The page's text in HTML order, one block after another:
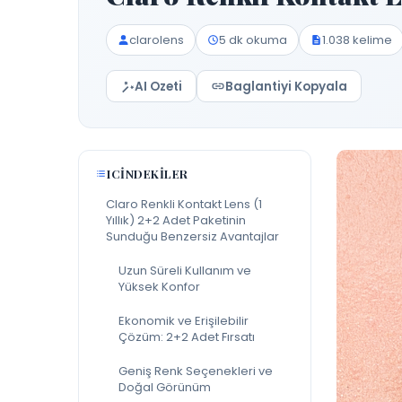
clarolens 5 dk okuma 1.038 kelime
AI Ozeti Baglantiyi Kopyala
ICINDEKILER
Claro Renkli Kontakt Lens (1
Yıllık) 2+2 Adet Paketinin
Sunduğu Benzersiz Avantajlar
Uzun Süreli Kullanım ve
Yüksek Konfor
Ekonomik ve Erişilebilir
Çözüm: 2+2 Adet Fırsatı
Geniş Renk Seçenekleri ve
Doğal Görünüm